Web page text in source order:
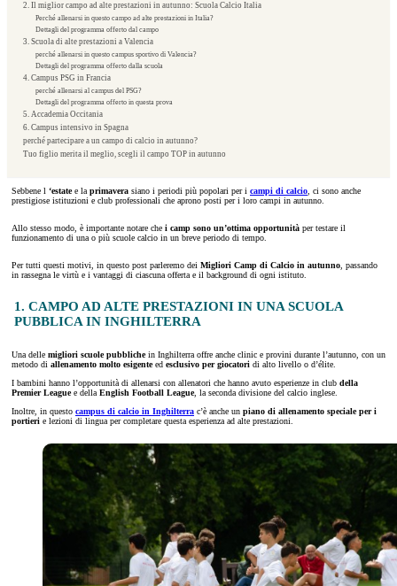
2. Il miglior campo ad alte prestazioni in autunno: Scuola Calcio Italia
Perché allenarsi in questo campo ad alte prestazioni in Italia?
Dettagli del programma offerto dal campo
3. Scuola di alte prestazioni a Valencia
perché allenarsi in questo campus sportivo di Valencia?
Dettagli del programma offerto dalla scuola
4. Campus PSG in Francia
perché allenarsi al campus del PSG?
Dettagli del programma offerto in questa prova
5. Accademia Occitania
6. Campus intensivo in Spagna
perché partecipare a un campo di calcio in autunno?
Tuo figlio merita il meglio, scegli il campo TOP in autunno
Sebbene l ‘estatee la primavera siano i periodi più popolari per i campi di calcio , ci sono anche
prestigiose istituzioni e club professionali che aprono posti per i loro campi in autunno.
Allo stesso modo, è importante notare che i camp sono un’ottima opportunità per testare il
funzionamento di una o più scuole calcio in un breve periodo di tempo.
Per tutti questi motivi, in questo post parleremo dei Migliori Camp di Calcio in autunno , passando
in rassegna le virtù e i vantaggi di ciascuna offerta e il background di ogni istituto.
1. CAMPO AD ALTE PRESTAZIONI IN UNA SCUOLA
PUBBLICA IN INGHILTERRA
Una delle migliori scuole pubblichein Inghilterra offre anche clinic e provini durante l’autunno, con un
metodo di allenamento molto esigenteed esclusivo per giocatori di alto livello o d’élite.
I bambini hanno l’opportunità di allenarsi con allenatori che hanno avuto esperienze in club della
Premier Leaguee della English Football League, la seconda divisione del calcio inglese.
Inoltre, in questo campus di calcio in Inghilterra c’è anche un piano di allenamento speciale per i
portieri e lezioni di lingua per completare questa esperienza ad alte prestazioni.